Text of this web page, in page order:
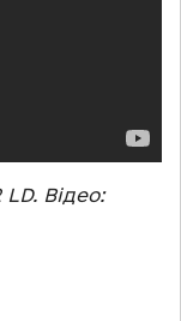
Відео: